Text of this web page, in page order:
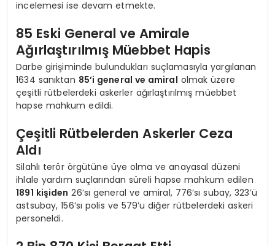
incelemesi ise devam etmekte.
85 Eski General ve Amirale
Ağırlaştırılmış Müebbet Hapis
Darbe girişiminde bulundukları suçlamasıyla yargılanan
1634 sanıktan 85’i general ve amiral olmak üzere
çeşitli rütbelerdeki askerler ağırlaştırılmış müebbet
hapse mahkum edildi.
Çeşitli Rütbelerden Askerler Ceza
Aldı
Silahlı terör örgütüne üye olma ve anayasal düzeni
ihlale yardım suçlarından süreli hapse mahkum edilen
1891 kişiden 26’sı general ve amiral, 776’sı subay, 323’ü
astsubay, 156’sı polis ve 579’u diğer rütbelerdeki askeri
personeldi.